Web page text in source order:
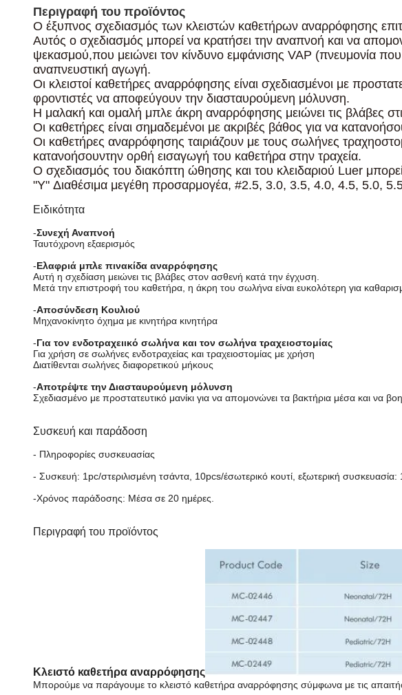
Περιγραφή του προϊόντος
Ο έξυπνος σχεδιασμός των κλειστών καθετήρων αναρρόφησης
Αυτός ο σχεδιασμός μπορεί να κρατήσει την αναπνοή και να
ψεκασμού,που μειώνει τον κίνδυνο εμφάνισης VAP (πνευμονία
αναπνευστική αγωγή.
Οι κλειστοί καθετήρες αναρρόφησης είναι σχεδιασμένοι με
φροντιστές να αποφεύγουν την διασταυρούμενη μόλυνση.
Η μαλακή και ομαλή μπλε άκρη αναρρόφησης μειώνει τις βλάβες
Οι καθετήρες είναι σημαδεμένοι με ακριβές βάθος για να
Οι καθετήρες αναρρόφησης ταιριάζουν με τους σωλήνες
κατανοήσουντην ορθή εισαγωγή του καθετήρα στην τραχεία.
Ο σχεδιασμός του διακόπτη ώθησης και του κλειδαριού Luer
"Y" Διαθέσιμα μεγέθη προσαρμογέα, #2.5, 3.0, 3.5, 4.0, 4.5, 5.0,
Ειδικότητα
-Συνεχή Αναπνοή
Ταυτόχρονη εξαερισμός
-Ελαφριά μπλε πινακίδα αναρρόφησης
Αυτή η σχεδίαση μειώνει τις βλάβες στον ασθενή κατά την έγχυση.
Μετά την επιστροφή του καθετήρα, η άκρη του σωλήνα είναι ευκολότερη για
-Αποσύνδεση Κουλιού
Μηχανοκίνητο όχημα με κινητήρα κινητήρα
-Για τον ενδοτραχειικό σωλήνα και τον σωλήνα τραχειοστομίας
Για χρήση σε σωλήνες ενδοτραχείας και τραχειοστομίας με χρήση
Διατίθενται σωλήνες διαφορετικού μήκους
-Αποτρέψτε την Διασταυρούμενη μόλυνση
Σχεδιασμένο με προστατευτικό μανίκι για να απομονώνει τα βακτήρια μέσα και να
Συσκευή και παράδοση
- Πληροφορίες συσκευασίας
- Συσκευή: 1pc/στεριλισμένη τσάντα, 10pcs/έσωτερικό κουτί, εξωτερική
-Χρόνος παράδοσης: Μέσα σε 20 ημέρες.
Περιγραφή του προϊόντος
Κλειστό καθετήρα αναρρόφησης
Μπορούμε να παράγουμε το κλειστό καθετήρα αναρρόφησης σύμφωνα με τις